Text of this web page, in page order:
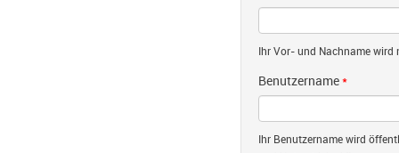
Ihr Vor- und Nachname
Benutzername *
Ihr Benutzername wird